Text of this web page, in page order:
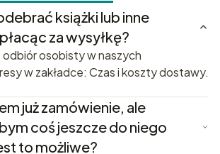
książki lub inne
za wysyłkę?
odbiór osobisty w naszych
w zakładce: Czas i koszty dostawy.
już zamówienie, ale
coś jeszcze do niego
to możliwe?